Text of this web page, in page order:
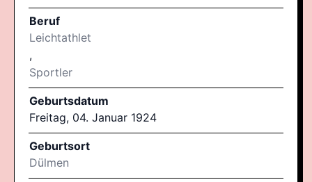
Beruf
Leichtathlet
,
Sportler
Geburtsdatum
Freitag, 04. Januar 1924
Geburtsort
Dülmen